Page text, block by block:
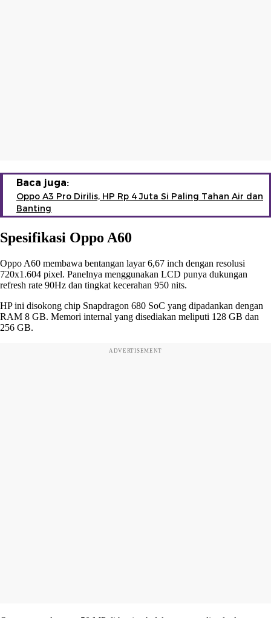
Baca juga:
Oppo A3 Pro Dirilis, HP Rp 4 Juta Si Paling Tahan Air dan
Banting
Spesifikasi Oppo A60
Oppo A60 membawa bentangan layar 6,67 inch dengan resolusi
720x1.604 pixel. Panelnya menggunakan LCD punya dukungan
refresh rate 90Hz dan tingkat kecerahan 950 nits.
HP ini disokong chip Snapdragon 680 SoC yang dipadankan dengan
RAM 8 GB. Memori internal yang disediakan meliputi 128 GB dan
256 GB.
ADVERTISEMENT